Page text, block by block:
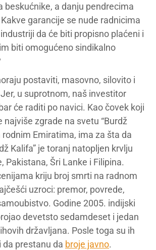
beskućnike, a danju pendrecima
garancije se nude radnicima
da će biti propisno plaćeni i
biti omogućeno sindikalno
postaviti, masovno, silovito i
u suprotnom, naš investitor
će raditi po navici. Kao čovek koji
najviše zgrade na svetu “Burdž
rodnim Emiratima, ima za šta da
Kalifa” je toranj natopljen krvlju
Pakistana, Šri Lanke i Filipina.
kriju broj smrti na radnom
uzroci: premor, povrede,
Godine 2005. indijski
devetsto sedamdeset i jedan
državljana. Posle toga su ih
prestanu da broje javno.